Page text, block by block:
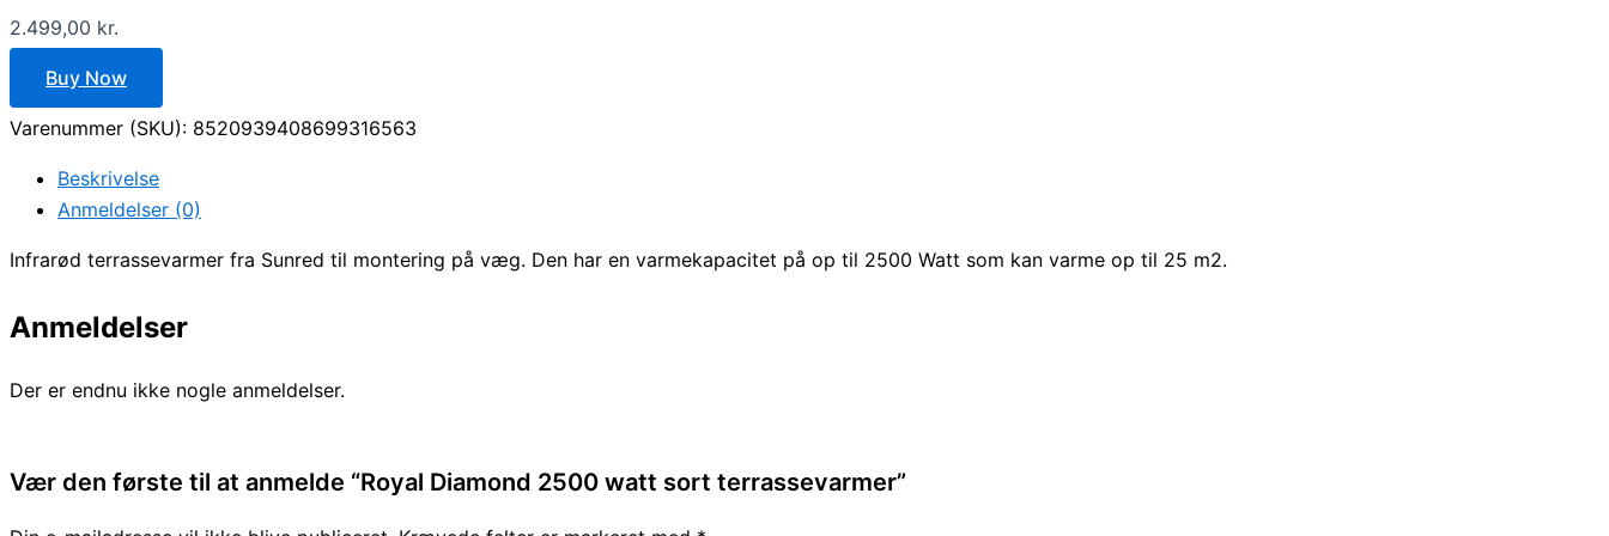
2.499,00 kr.
Buy Now
Varenummer (SKU): 8520939408699316563
Beskrivelse
Anmeldelser (0)
Infrarød terrassevarmer fra Sunred til montering på væg. Den har en varmekapacitet på op til 2500 Watt som kan varme op til 25 m2.
Anmeldelser
Der er endnu ikke nogle anmeldelser.
Vær den første til at anmelde “Royal Diamond 2500 watt sort terrassevarmer”